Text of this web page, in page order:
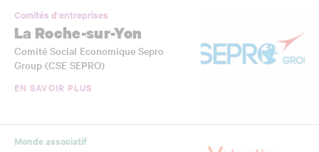
Comités d'entreprises
La Roche-sur-Yon
Comité Social Economique Sepro
Group (CSE SEPRO)
EN SAVOIR PLUS
Monde associatif